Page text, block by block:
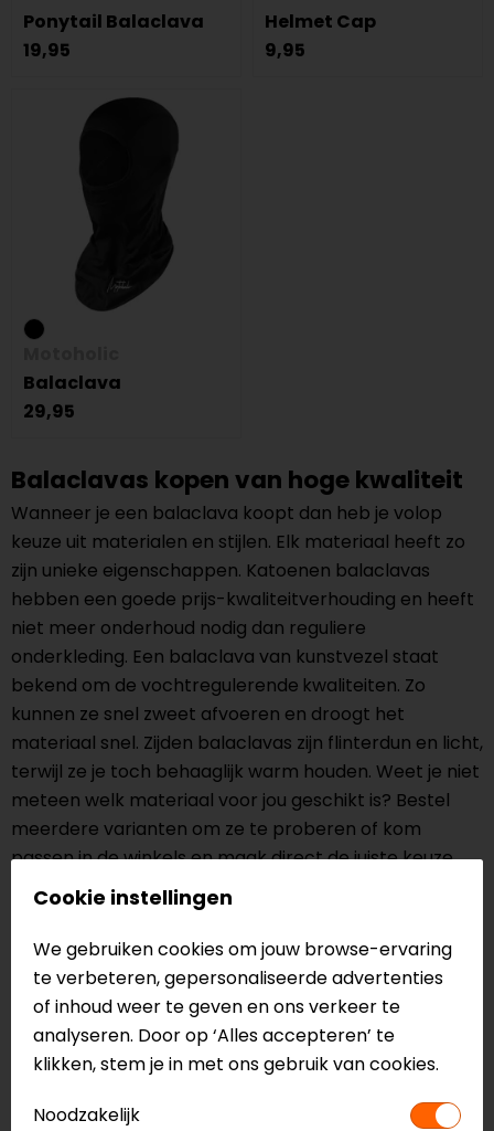
Ponytail Balaclava
19,95
Helmet Cap
9,95
Balaclava
29,95
Balaclavas kopen van hoge kwaliteit
Wanneer je een balaclava koopt dan heb je volop
keuze uit materialen en stijlen. Elk materiaal heeft zo
zijn unieke eigenschappen. Katoenen balaclavas
hebben een goede prijs-kwaliteitverhouding en heeft
niet meer onderhoud nodig dan reguliere
onderkleding. Een balaclava van kunstvezel staat
bekend om de vochtregulerende kwaliteiten. Zo
kunnen ze snel zweet afvoeren en droogt het
materiaal snel. Zijden balaclavas zijn flinterdun en licht,
terwijl ze je toch behaaglijk warm houden. Weet je niet
meteen welk materiaal voor jou geschikt is? Bestel
meerdere varianten om ze te proberen of kom
passen in de winkels en maak direct de juiste keuze.
Balaclavas voor ieder seizoen
Een balaclava wordt ook wel een bivakmuts genoemd
en is een muts die het hele hoofd afdekt, op het
gezicht en de ogen na. Een balaclava dragen onder je
motorhelm biedt tal van voordelen, zowel op het
gebied van comfort als bescherming. Tijdens koude
goed warm blijven, terwijl het in de zomer helpt om
Cookie instellingen
We gebruiken cookies om jouw browse-ervaring
te verbeteren, gepersonaliseerde advertenties
of inhoud weer te geven en ons verkeer te
analyseren. Door op ‘Alles accepteren’ te
klikken, stem je in met ons gebruik van cookies.
Noodzakelijk